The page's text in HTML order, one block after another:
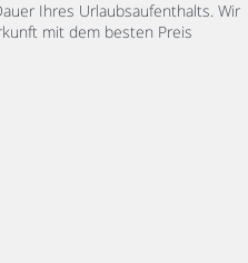
Ihres Urlaubsaufenthalts. Wir
mit dem besten Preis